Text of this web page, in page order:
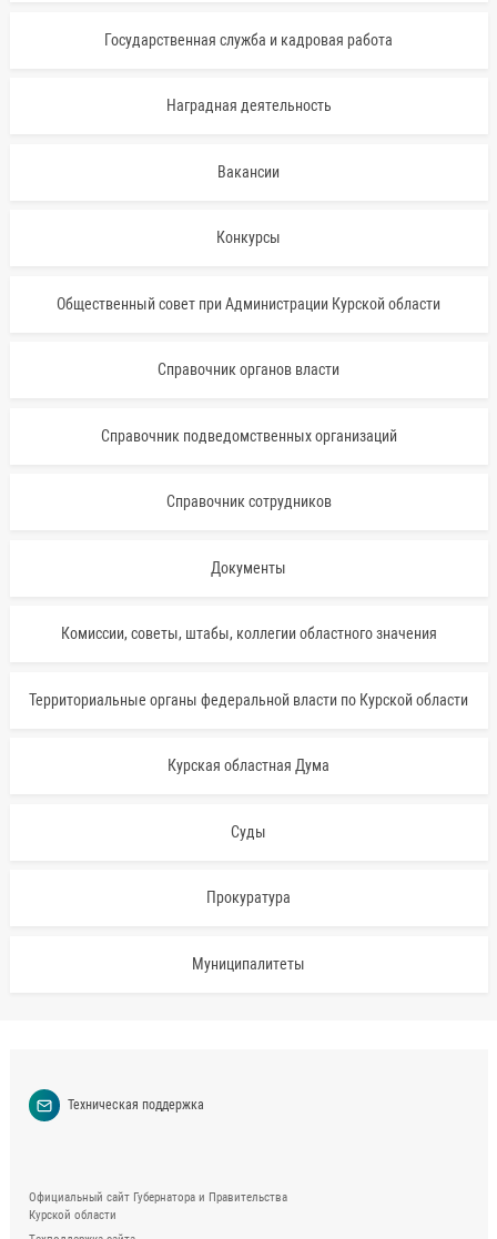
Государственная служба и кадровая работа
Наградная деятельность
Вакансии
Конкурсы
Общественный совет при Администрации Курской области
Справочник органов власти
Справочник подведомственных организаций
Справочник сотрудников
Документы
Комиссии, советы, штабы, коллегии областного значения
Территориальные органы федеральной власти по Курской области
Курская областная Дума
Суды
Прокуратура
Муниципалитеты
Техническая поддержка
Официальный сайт Губернатора и Правительства
Курской области